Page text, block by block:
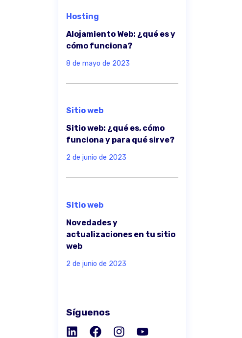
Hosting
Alojamiento Web: ¿qué es y
cómo funciona?
8 de mayo de 2023
Sitio web
Sitio web: ¿qué es, cómo
funciona y para qué sirve?
2 de junio de 2023
Sitio web
Novedades y
actualizaciones en tu sitio
web
2 de junio de 2023
Síguenos